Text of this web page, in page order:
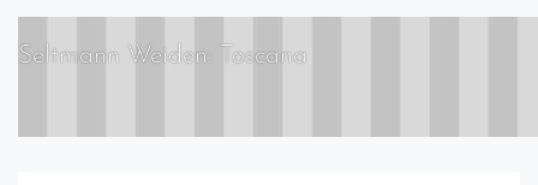
Seltmann Weiden: Toscana